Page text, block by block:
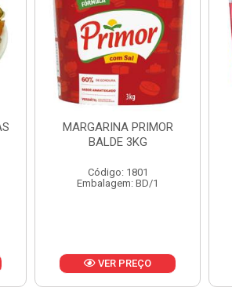
MARGARINA PRIMOR
CAIXA 12X500G
Código: 1797
Embalagem: CX/1
VER PREÇO